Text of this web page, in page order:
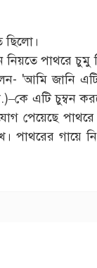
ছিলো।
নিয়তে পাথরে
'আমি জানি
এটি চুম্বন
পেয়েছে পাথরে
পাথরের গায়ে